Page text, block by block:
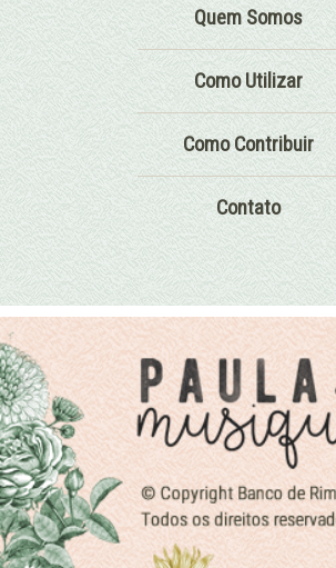
Quem Somos
Como Utilizar
Como Contribuir
Contato